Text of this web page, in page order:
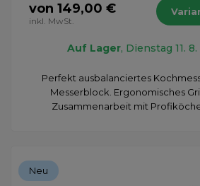
von 149,00 €
inkl. MwSt.
Auf Lager, Dienstag 11.
Perfekt ausbalanciertes
Messerblock. Ergonomisches
Zusammenarbeit mit
Neu